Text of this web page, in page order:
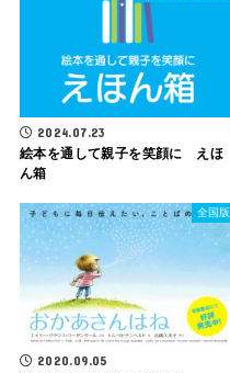
2024.07.23
絵本を通して親子を笑顔に えほ
ん箱
全国版
2020.09.05